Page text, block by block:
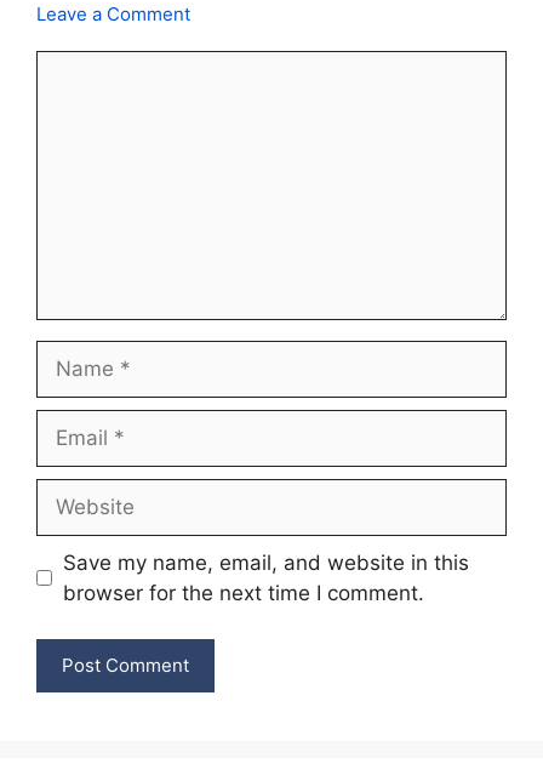
Leave a Comment
Save my name, email, and website in this
browser for the next time I comment.